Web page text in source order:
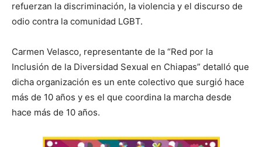
refuerzan la discriminación, la violencia y el discurso de
odio contra la comunidad LGBT.
Carmen Velasco, representante de la “Red por la
Inclusión de la Diversidad Sexual en Chiapas” detalló que
dicha organización es un ente colectivo que surgió hace
más de 10 años y es el que coordina la marcha desde
hace más de 10 años.